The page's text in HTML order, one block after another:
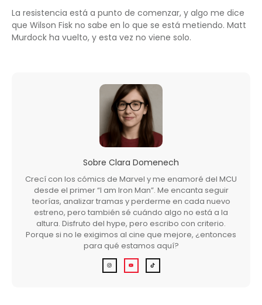
La resistencia está a punto de comenzar, y algo me dice
que Wilson Fisk no sabe en lo que se está metiendo. Matt
Murdock ha vuelto, y esta vez no viene solo.
Sobre Clara Domenech
Crecí con los cómics de Marvel y me enamoré del MCU
desde el primer “I am Iron Man”. Me encanta seguir
teorías, analizar tramas y perderme en cada nuevo
estreno, pero también sé cuándo algo no está a la
altura. Disfruto del hype, pero escribo con criterio.
Porque si no le exigimos al cine que mejore, ¿entonces
para qué estamos aquí?